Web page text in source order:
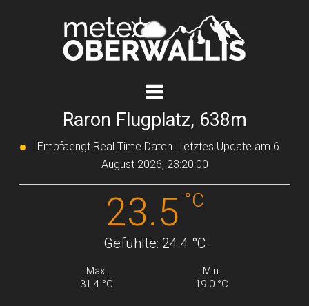
Raron Flugplatz, 638m
Empfaengt Real Time Daten. Letztes Update am 6.
August 2026, 23:20:00
23.5 °C
Gefühlte: 24.4 °C
Max.
Min.
31.4 °C
19.0 °C